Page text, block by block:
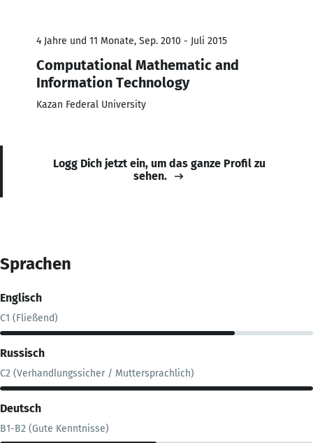
4 Jahre und 11 Monate, Sep. 2010 - Juli 2015
Computational Mathematic and
Information Technology
Kazan Federal University
Logg Dich jetzt ein, um das ganze Profil zu
sehen.
Sprachen
Englisch
C1 (Fließend)
Russisch
C2 (Verhandlungssicher / Muttersprachlich)
Deutsch
B1-B2 (Gute Kenntnisse)